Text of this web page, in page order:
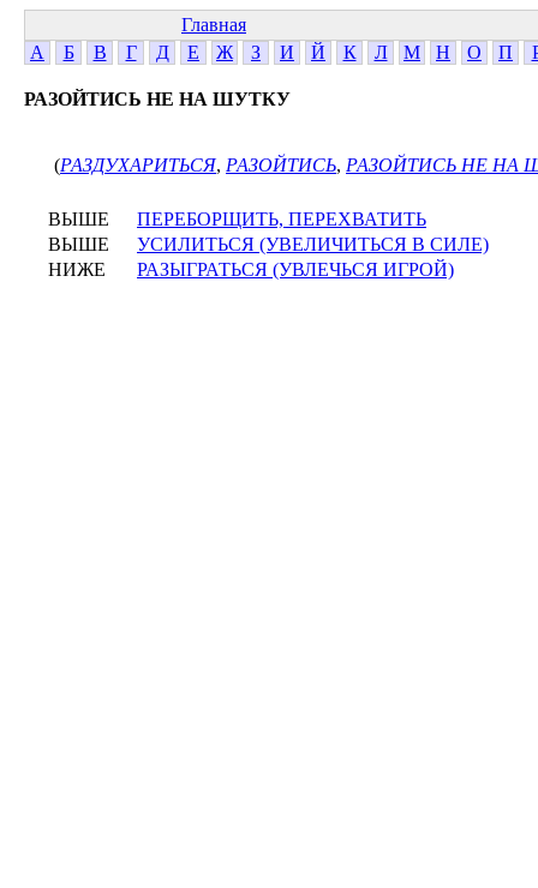
Главная
А
Б В Г Д Е Ж З И Й К Л М Н О П
РАЗОЙТИСЬ НЕ НА ШУТКУ
(РАЗДУХАРИТЬСЯ, РАЗОЙТИСЬ, РАЗОЙТИСЬ НЕ НА
ВЫШЕ
ПЕРЕБОРЩИТЬ, ПЕРЕХВАТИТЬ
ВЫШЕ
УСИЛИТЬСЯ (УВЕЛИЧИТЬСЯ В СИЛЕ)
НИЖЕ
РАЗЫГРАТЬСЯ (УВЛЕЧЬСЯ ИГРОЙ)